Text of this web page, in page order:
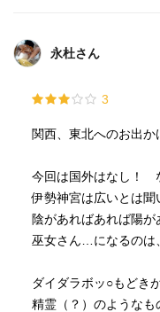
永杜さん
3
関西、東北へのお出か
今回は国外はなし！
伊勢神宮は広いとは聞
陰があればあれば陽が
巫女さん…になるのは
ダイダラボッ○もどき
精霊（？）のようなも